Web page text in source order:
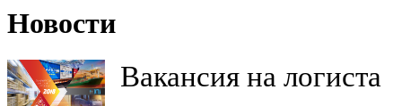
Новости
Вакансия на логиста